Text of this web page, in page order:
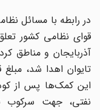
در رابطه با مسائل
قوای نظامی کشور
آذربایجان و مناطق
نفتی، جهت سرکوب